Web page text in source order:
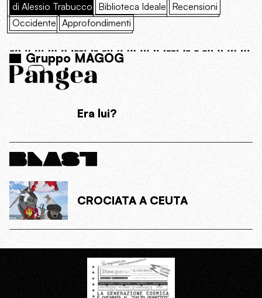
di Alessio Trabucco Biblioteca Ideale Recensioni
Occidente Approfondimenti
Gruppo MAGOG
Era lui?
CROCIATA A CEUTA